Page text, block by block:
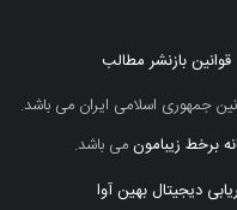
قوانین بازنشر مطالب
جمهوری اسلامی ایران می باشد.
برخط زیبامونمی باشد.
دیجیتال بهین آوا